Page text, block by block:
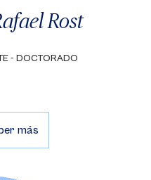
Rost
- DOCTORADO
más